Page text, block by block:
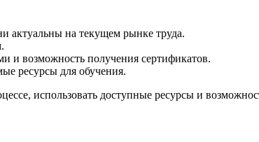
актуальны на текущем рынке труда.
и возможность получения сертификатов.
ресурсы для обучения.
использовать доступные ресурсы и